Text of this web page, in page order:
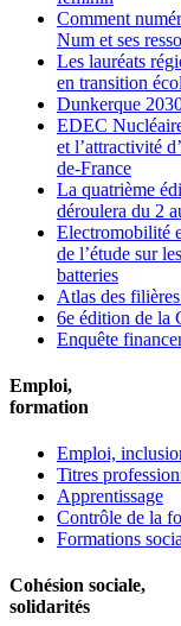
Comment
Num et ses
Les lauréats
en transition
Dunkerque
EDEC
et l’attractivité
de-France
La quatrième
déroulera du 2
Electromobilité
de l’étude sur
batteries
Atlas des
6e édition de la
Enquête
Emploi,
formation
Emploi,
Titres
Apprentissage
Contrôle de la
Formations
Cohésion sociale,
solidarités